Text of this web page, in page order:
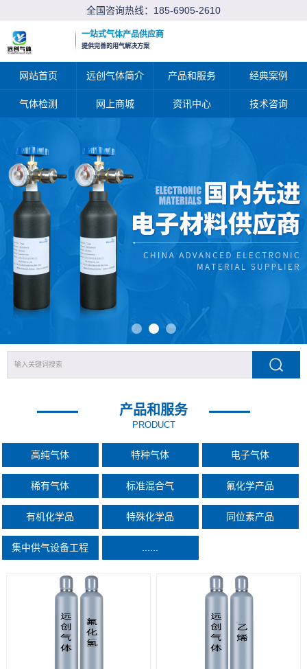
全国咨询热线： 185-6905-2610
一站式气体产品供应商
提供完善的用气解决方案
网站首页 远创气体简介 产品和服务 经典案例
气体检测 网上商城 资讯中心 技术咨询
产品和服务
PRODUCT
高纯气体 特种气体 电子气体
稀有气体 标准混合气 氟化学产品
有机化学品 特殊化学品 同位素产品
集中供气设备工程 ......